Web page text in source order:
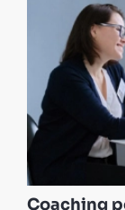
Coaching